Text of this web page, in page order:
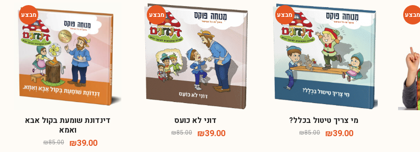
-54%
מי צריך טיטול בכלל?
₪85.00 ₪39.00
-54%
דוני לא כועס
₪85.00 ₪39.00
-54%
דינדונת שומעת בקול אבא
ואמא
₪85.00 ₪39.00